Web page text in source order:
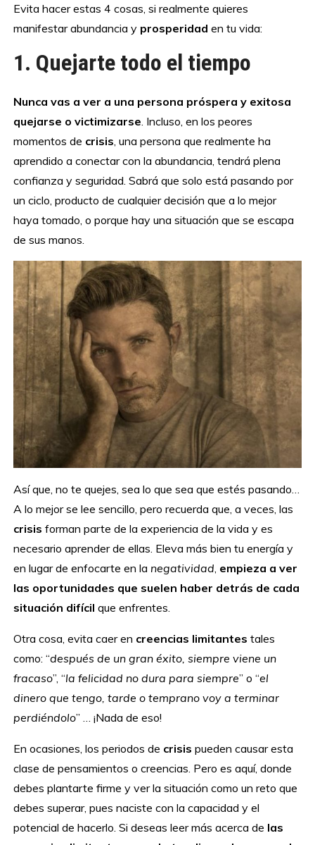
Evita hacer estas 4 cosas, si realmente quieres
manifestar abundancia y prosperidad en tu vida:
1. Quejarte todo el tiempo
Nunca vas a ver a una persona próspera y exitosa
quejarse o victimizarse. Incluso, en los peores
momentos de crisis, una persona que realmente ha
aprendido a conectar con la abundancia, tendrá plena
confianza y seguridad. Sabrá que solo está pasando por
un ciclo, producto de cualquier decisión que a lo mejor
haya tomado, o porque hay una situación que se escapa
de sus manos.
Así que, no te quejes, sea lo que sea que estés pasando…
A lo mejor se lee sencillo, pero recuerda que, a veces, las
crisis forman parte de la experiencia de la vida y es
necesario aprender de ellas. Eleva más bien tu energía y
en lugar de enfocarte en la negatividad, empieza a ver
las oportunidades que suelen haber detrás de cada
situación difícil que enfrentes.
Otra cosa, evita caer en creencias limitantes tales
como: “después de un gran éxito, siempre viene un
fracaso”, “la felicidad no dura para siempre” o “el
dinero que tengo, tarde o temprano voy a terminar
perdiéndolo” … ¡Nada de eso!
En ocasiones, los periodos de crisis pueden causar esta
clase de pensamientos o creencias. Pero es aquí, donde
debes plantarte firme y ver la situación como un reto que
debes superar, pues naciste con la capacidad y el
potencial de hacerlo. Si deseas leer más acerca de las